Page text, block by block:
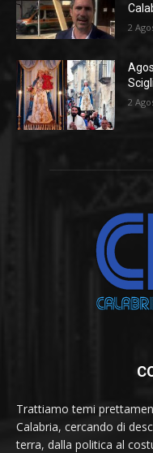
2
2
Trattiamo temi
Calabria, cercando di
terra, dalla politica al